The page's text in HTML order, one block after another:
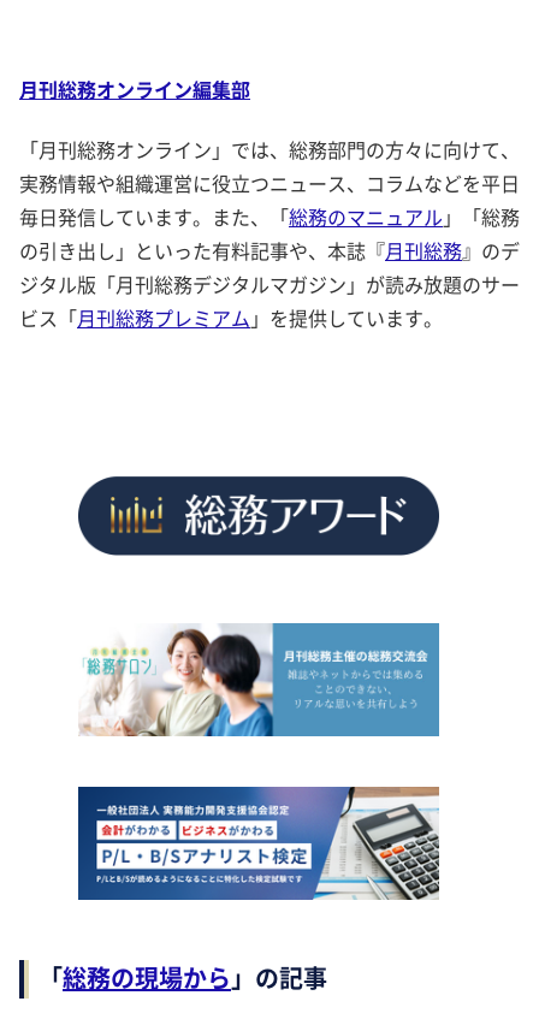
月刊総務オンライン編集部
「月刊総務オンライン」では、総務部門の方々に向けて、
実務情報や組織運営に役立つニュース、コラムなどを平日
毎日発信しています。また、「総務のマニュアル 」「総務
の引き出し」といった有料記事や、本誌『月刊総務』のデ
ジタル版「月刊総務デジタルマガジン」が読み放題のサー
ビス「月刊総務プレミアム 」を提供しています。
「総務の現場から」の記事